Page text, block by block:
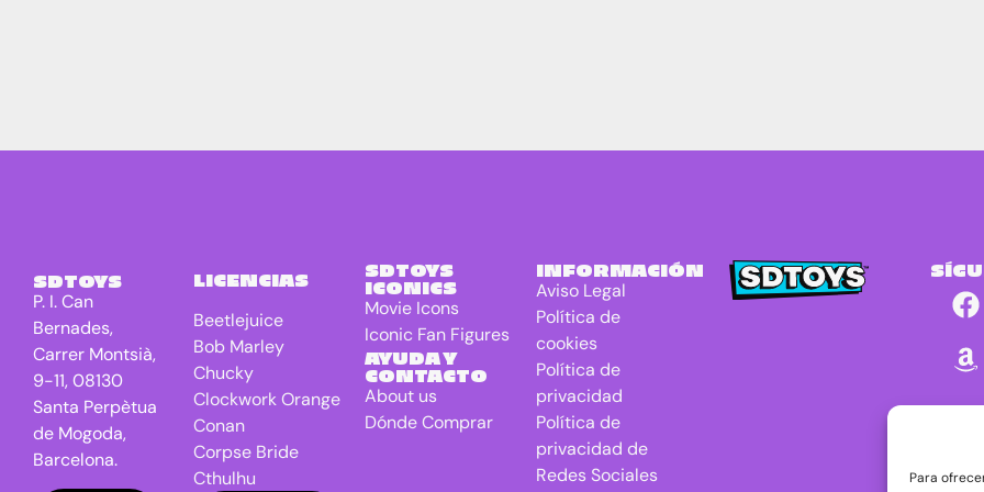
Para
SDTOYS
P. I. Can
Bernades,
Carrer Montsià,
9-11, 08130
Santa Perpètua
de Mogoda,
Barcelona.
LICENCIAS
Beetlejuice
Bob Marley
Chucky
Clockwork Orange
Conan
Corpse Bride
Cthulhu
SDTOYS
ICONICS
Movie Icons
Iconic Fan Figures
AYUDA Y
CONTACTO
About us
Dónde Comprar
INFORMACIÓN
Aviso Legal
Política de
cookies
Política de
privacidad
Política de
privacidad de
Redes Sociales